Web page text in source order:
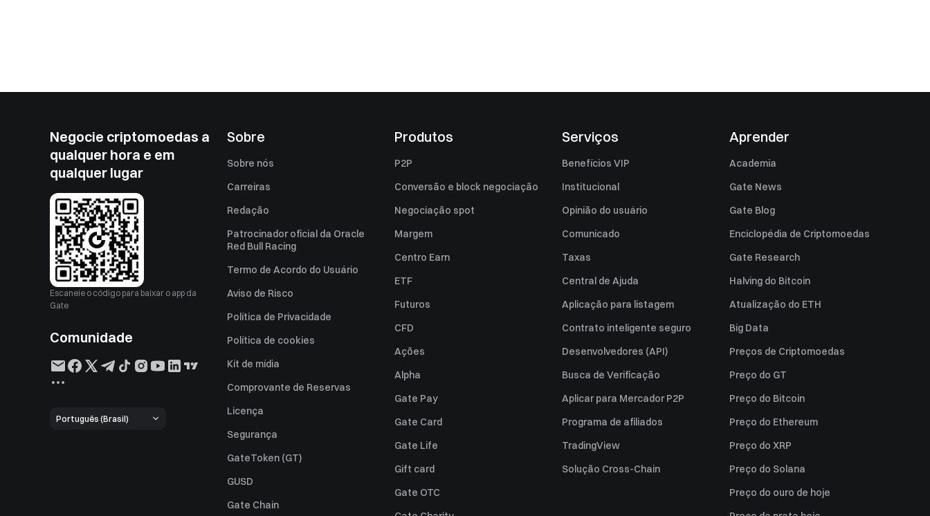
Negocie criptomoedas a
qualquer hora e em
qualquer lugar
Escaneie o código para baixar o app da
Gate
Comunidade
Português (Brasil)
Sobre
Sobre nós
Carreiras
Redação
Patrocinador oficial da Oracle
Red Bull Racing
Termo de Acordo do Usuário
Aviso de Risco
Política de Privacidade
Política de cookies
Kit de mídia
Comprovante de Reservas
Licença
Segurança
GateToken (GT)
GUSD
Gate Chain
Produtos
P2P
Conversão e block negociação
Negociação spot
Margem
Centro Earn
ETF
Futuros
CFD
Ações
Alpha
Gate Pay
Gate Card
Gate Life
Gift card
Gate OTC
Serviços
Benefícios VIP
Institucional
Opinião do usuário
Comunicado
Taxas
Central de Ajuda
Aplicação para listagem
Contrato inteligente seguro
Desenvolvedores (API)
Busca de Verificação
Aplicar para Mercador P2P
Programa de afiliados
TradingView
Solução Cross-Chain
Aprender
Academia
Gate News
Gate Blog
Enciclopédia de Criptomoedas
Gate Research
Halving do Bitcoin
Atualização do ETH
Big Data
Preços de Criptomoedas
Preço do GT
Preço do Bitcoin
Preço do Ethereum
Preço do XRP
Preço do Solana
Preço do ouro de hoje